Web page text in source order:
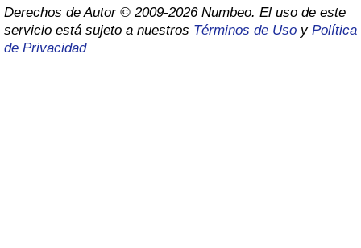
Derechos de Autor © 2009-2026 Numbeo. El uso de este
servicio está sujeto a nuestros Términos de Uso y Política
de Privacidad
Calificación del Índice de Criminalidad
(Actual)